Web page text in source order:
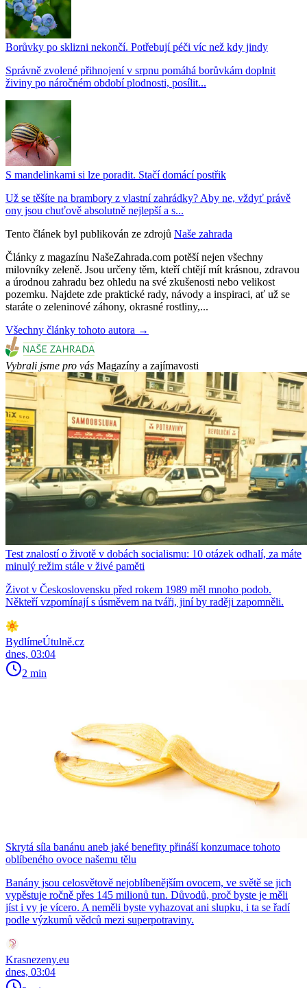
Borůvky po sklizni nekončí. Potřebují péči víc než kdy jindy
Správně zvolené přihnojení v srpnu pomáhá borůvkám doplnit
živiny po náročném období plodnosti, posílit...
S mandelinkami si lze poradit. Stačí domácí postřik
Už se těšíte na brambory z vlastní zahrádky? Aby ne, vždyť právě
ony jsou chuťově absolutně nejlepší a s...
Tento článek byl publikován ze zdrojů Naše zahrada
Články z magazínu NašeZahrada.com potěší nejen všechny
milovníky zeleně. Jsou určeny těm, kteří chtějí mít krásnou, zdravou
a úrodnou zahradu bez ohledu na své zkušenosti nebo velikost
pozemku. Najdete zde praktické rady, návody a inspiraci, ať už se
staráte o zeleninové záhony, okrasné rostliny,...
Všechny články tohoto autora →
Vybrali jsme pro vás Magazíny a zajímavosti
Test znalostí o životě v dobách socialismu: 10 otázek odhalí, za máte
minulý režim stále v živé paměti
Život v Československu před rokem 1989 měl mnoho podob.
Někteří vzpomínají s úsměvem na tváři, jiní by raději zapomněli.
BydlímeÚtulně.cz
dnes, 03:04
2 min
Skrytá síla banánu aneb jaké benefity přináší konzumace tohoto
oblíbeného ovoce našemu tělu
Banány jsou celosvětově nejoblíbenějším ovocem, ve světě se jich
vypěstuje ročně přes 145 milionů tun. Důvodů, proč byste je měli
jíst i vy je vícero. A neměli byste vyhazovat ani slupku, i ta se řadí
podle výzkumů vědců mezi superpotraviny.
Krasnezeny.eu
dnes, 03:04